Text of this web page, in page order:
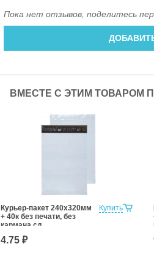
Пока нет отзывов, поделитесь
ВМЕСТЕ С ЭТИМ ТОВАРОМ
Купить
Курьер-пакет 240х320мм
+ 40к без печати, без
кармана сд
4.75 ₽